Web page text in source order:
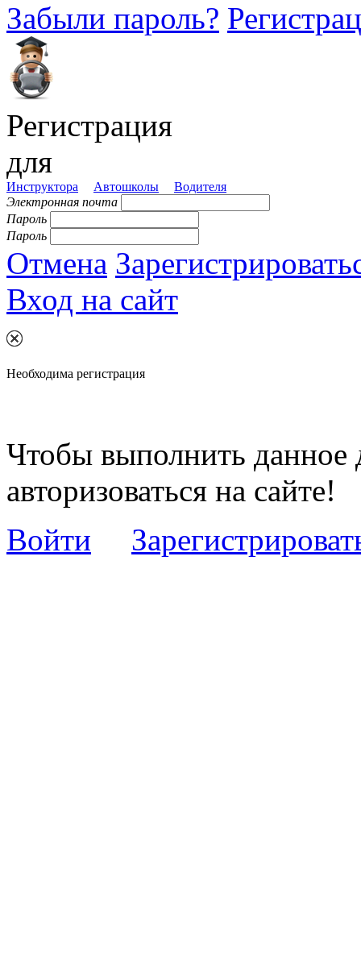
Забыли пароль?
Регистрация
для
Инструктора Автошколы
Водителя
Электронная почта
Пароль
Пароль
Отмена
Вход на сайт
Необходима регистрация
Чтобы выполнить данное
авторизоваться на сайте!
Войти